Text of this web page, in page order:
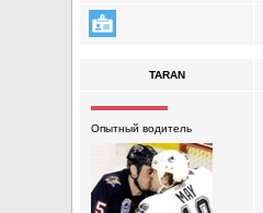
TARAN
Опытный водитель